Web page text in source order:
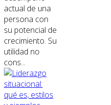
actual de una
persona con
su potencial de
crecimiento. Su
utilidad no
cons...